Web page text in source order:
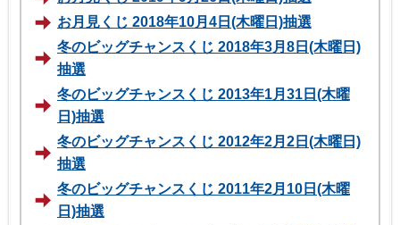
お月見くじ 2018年10月4日(木曜日)抽選
冬のビッグチャンスくじ 2018年3月8日(木曜日)
抽選
冬のビッグチャンスくじ 2013年1月31日(木曜
日)抽選
冬のビッグチャンスくじ 2012年2月2日(木曜日)
抽選
冬のビッグチャンスくじ 2011年2月10日(木曜
日)抽選